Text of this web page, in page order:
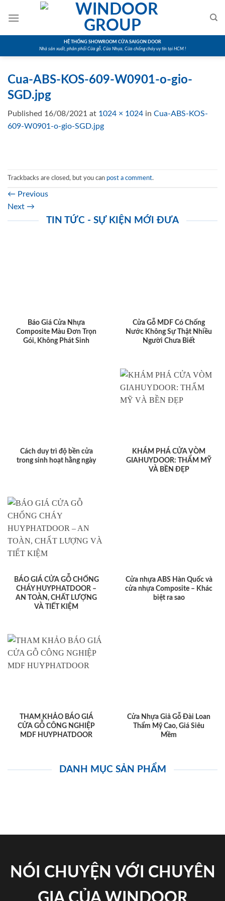
HỆ THỐNG SHOWROOM CỬA SAIGON DOOR
Nhà sản xuất, phân phối Cửa gỗ, Cửa Nhựa, Cửa chống cháy uy tín tại HCM !
Cua-ABS-KOS-609-W0901-o-gio-
SGD.jpg
Published 16/08/2021 at 1024 × 1024 in Cua-ABS-KOS-
609-W0901-o-gio-SGD.jpg
Trackbacks are closed, but you can post a comment.
← Previous
Next →
TIN TỨC - SỰ KIỆN MỚI ĐƯA
Báo Giá Cửa Nhựa
Composite Màu Đơn Trọn
Gói, Không Phát Sinh
Cửa Gỗ MDF Có Chống
Nước Không Sự Thật Nhiều
Người Chưa Biết
Cách duy trì độ bền cửa
trong sinh hoạt hằng ngày
KHÁM PHÁ CỬA VÒM
GIAHUYDOOR: THẨM MỸ
VÀ BỀN ĐẸP
BÁO GIÁ CỬA GỖ CHỐNG
CHÁY HUYPHATDOOR –
AN TOÀN, CHẤT LƯỢNG
VÀ TIẾT KIỆM
Cửa nhựa ABS Hàn Quốc và
cửa nhựa Composite – Khác
biệt ra sao
THAM KHẢO BÁO GIÁ
CỬA GỖ CÔNG NGHIỆP
MDF HUYPHATDOOR
Cửa Nhựa Giả Gỗ Đài Loan
Thẩm Mỹ Cao, Giá Siêu
Mềm
DANH MỤC SẢN PHẨM
NÓI CHUYỆN VỚI CHUYÊN